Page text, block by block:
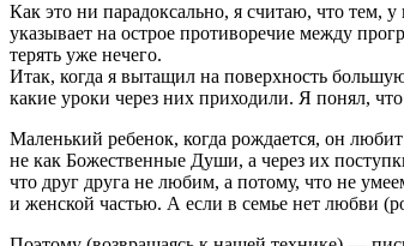
Как это ни парадоксально, я считаю, что тем,
указывает на острое противоречие между
терять уже нечего.
Итак, когда я вытащил на поверхность
какие уроки через них приходили. Я понял,
Маленький ребенок, когда рождается, он
не как Божественные Души, а через их
что друг друга не любим, а потому, что не
и женской частью. А если в семье нет любви